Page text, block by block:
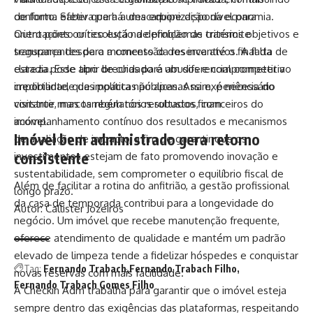
de forma efetiva para a descarbonização da economia.
Outro ponto crítico está na definição de critérios objetivos e
transparentes para a concessão dos incentivos. A falta de
clareza pode abrir brechas para abusos e comprometer a
credibilidade das políticas públicas. Assim, é necessário
construir marcos regulatórios robustos, com
acompanhamento contínuo dos resultados e mecanismos
de avaliação de impacto, a fim de garantir que os
investimentos estejam de fato promovendo inovação e
sustentabilidade, sem comprometer o equilíbrio fiscal de
longo prazo.
Autor: Callister Jozeiros
Tag: Fernando Trabach Fernando Trabach Filho
Fernando Trabach Gomes Filho
conforto. Saber que há uma equipe disponível para
orientações ou resolução de problemas transmite
segurança desde o momento da reserva até o final da
estadia. Esse tipo de cuidado é um diferencial competitivo
importante, que impacta não apenas na experiência do
visitante, mas também nos resultados financeiros do
imóvel.
Imóvel bem administrado gera retorno
consistente
Além de facilitar a rotina do anfitrião, a gestão profissional
da casa de temporada contribui para a longevidade do
negócio. Um imóvel que recebe manutenção frequente,
oferece atendimento de qualidade e mantém um padrão
elevado de limpeza tende a fidelizar hóspedes e conquistar
novas reservas com mais facilidade.
A Checkin Adm trabalha para garantir que o imóvel esteja
sempre dentro das exigências das plataformas, respeitando